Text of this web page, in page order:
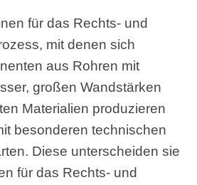
für das Rechts- und
mit denen sich
aus Rohren mit
großen Wandstärken
Materialien produzieren
besonderen technischen
Diese unterscheiden sie
für das Rechts- und